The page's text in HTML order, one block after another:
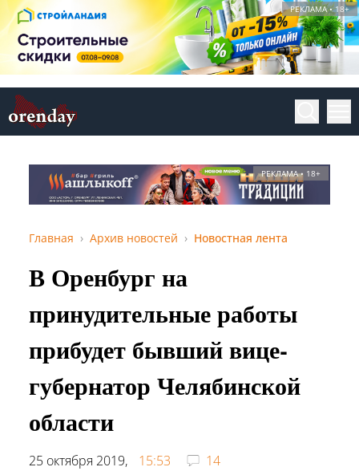
РЕКЛАМА • 18+
РЕКЛАМА • 18+
Главная Архив новостей Новостная лента
В Оренбург на
принудительные работы
прибудет бывший вице-
губернатор Челябинской
области
25 октября 2019, 15:53
14